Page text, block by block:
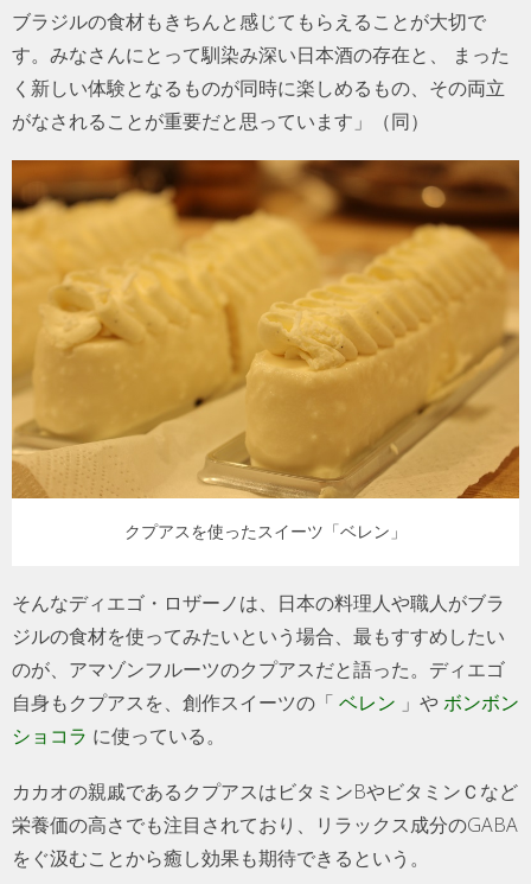
ブラジルの食材もきちんと感じてもらえることが大切で
す。みなさんにとって馴染み深い日本酒の存在と、 まった
く新しい体験となるものが同時に楽しめるもの、その両立
がなされることが重要だと思っています」（同）
クプアスを使ったスイーツ「ベレン」
そんなディエゴ・ロザーノは、日本の料理人や職人がブラ
ジルの食材を使ってみたいという場合、最もすすめしたい
のが、アマゾンフルーツのクプアスだと語った。ディエゴ
自身もクプアスを、創作スイーツの「 ベレン 」やボンボン
ショコラ に使っている。
カカオの親戚であるクプアスはビタミンBやビタミンＣなど
栄養価の高さでも注目されており、リラックス成分のGABA
をぐ汲むことから癒し効果も期待できるという。